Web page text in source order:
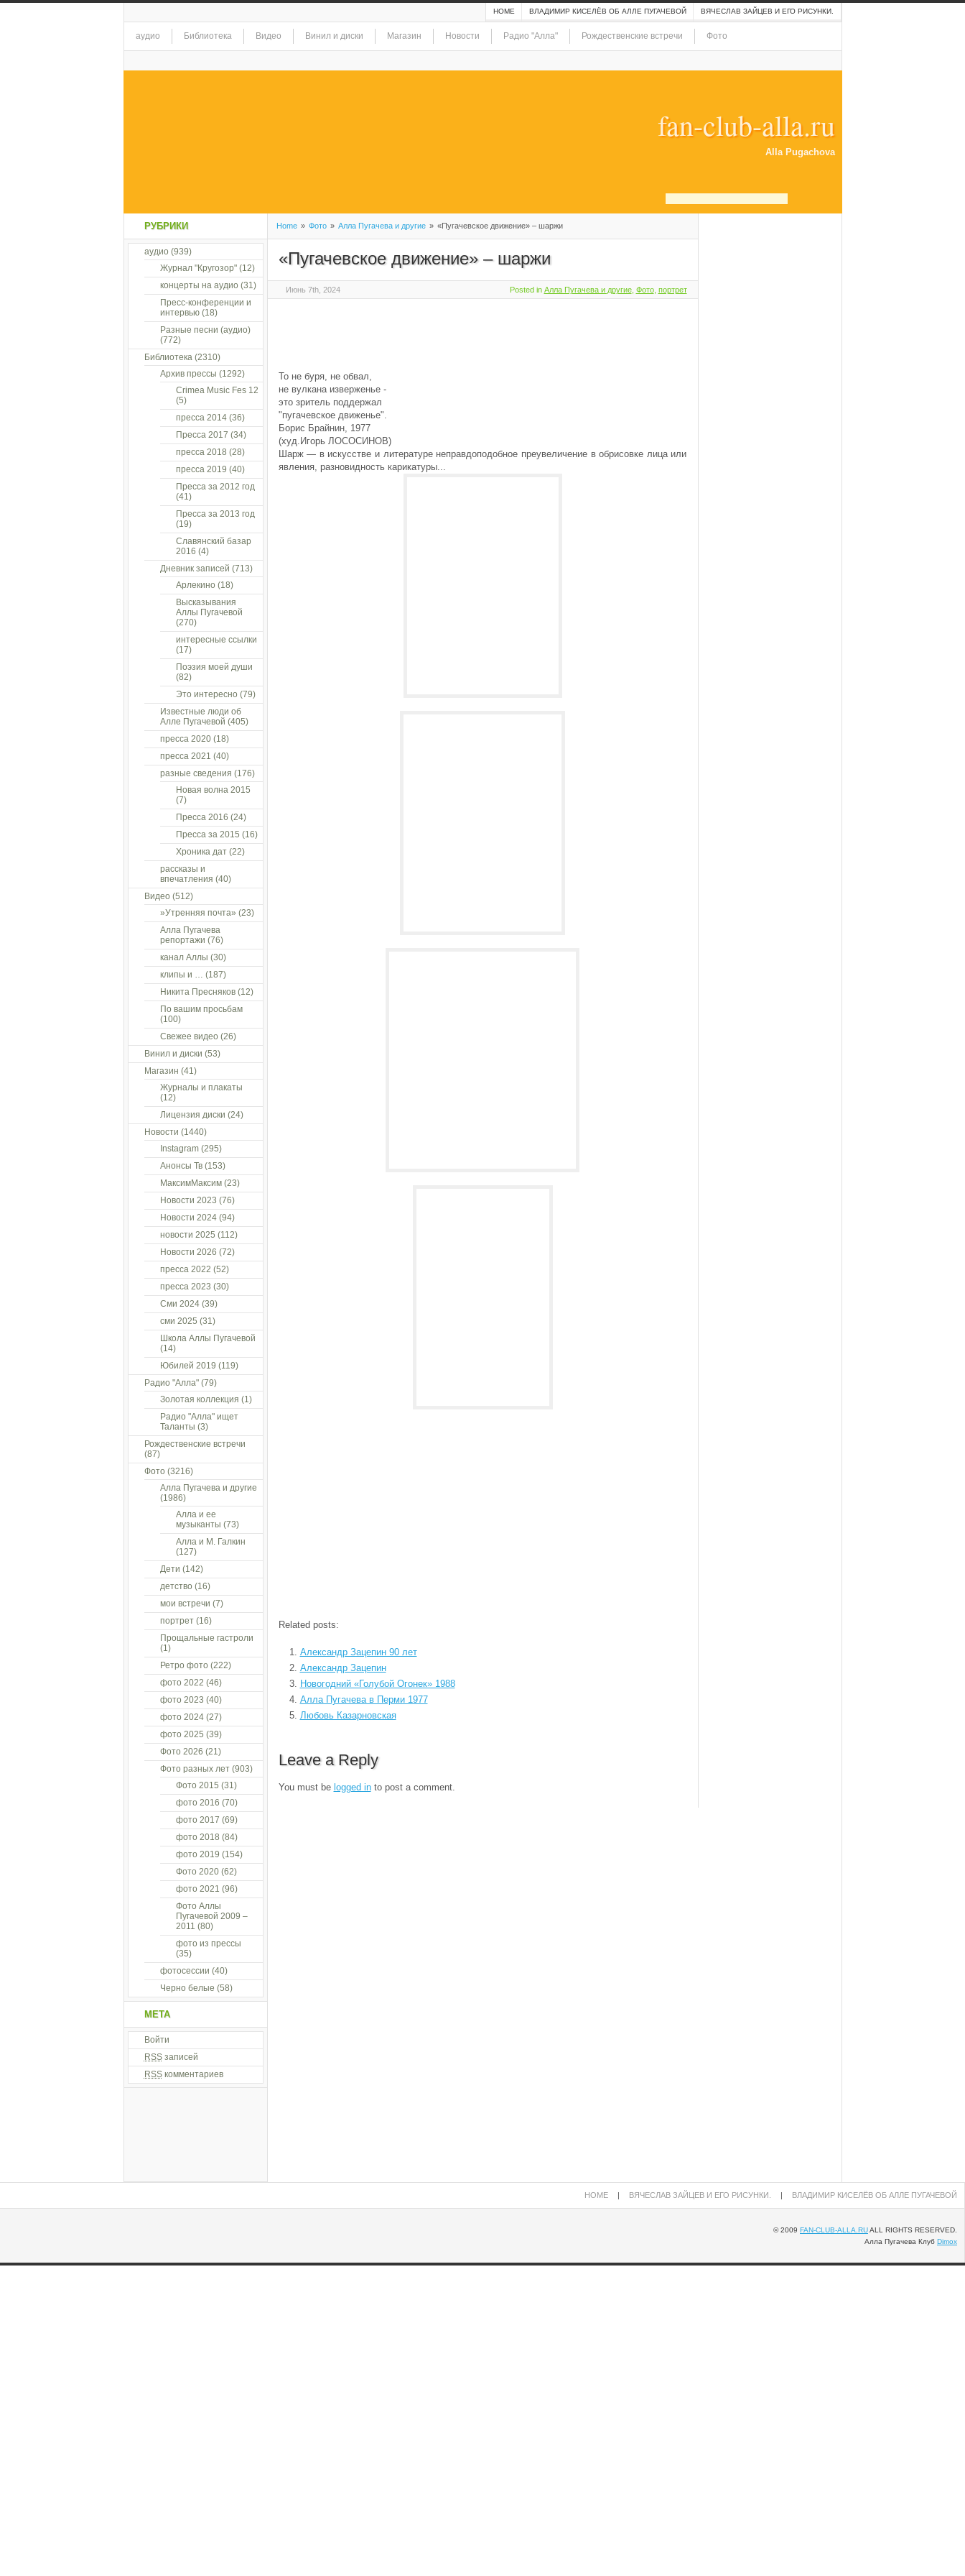
fan-club-alla.ru
Alla Pugachova
HOME ВЛАДИМИР КИСЕЛЁВ ОБ АЛЛЕ ПУГАЧЕВОЙ ВЯЧЕСЛАВ ЗАЙЦЕВ И ЕГО РИСУНКИ.
аудио Библиотека Видео Винил и диски Магазин Новости Радио "Алла" Рождественские встречи Фото
Home » Фото » Алла Пугачева и другие » «Пугачевское движение» – шаржи
«Пугачевское движение» – шаржи
Июнь 7th, 2024 Posted in Алла Пугачева и другие, Фото, портрет
То не буря, не обвал,
не вулкана изверженье -
это зритель поддержал
"пугачевское движенье".
Борис Брайнин, 1977
(худ.Игорь ЛОСОСИНОВ)
Шарж — в искусстве и литературе неправдоподобное преувеличение в обрисовке лица или
явления, разновидность карикатуры...
Related posts:
Александр Зацепин 90 лет
Александр Зацепин
Новогодний «Голубой Огонек» 1988
Алла Пугачева в Перми 1977
Любовь Казарновская
Leave a Reply
You must be logged into post a comment.
РУБРИКИ
аудио (939)
Журнал "Кругозор"(12)
концерты на аудио (31)
Пресс-конференции и
интервью(18)
Разные песни (аудио)
(772)
Библиотека(2310)
Архив прессы (1292)
Crimea Music Fes 12
(5)
пресса 2014(36)
Пресса 2017 (34)
пресса 2018 (28)
пресса 2019 (40)
Пресса за 2012 год
(41)
Пресса за 2013 год
(19)
Славянский базар
2016 (4)
Дневник записей (713)
Арлекино (18)
Высказывания
Аллы Пугачевой
(270)
интересные ссылки
(17)
Поэзия моей души
(82)
Это интересно (79)
Известные люди об
Алле Пугачевой (405)
пресса 2020(18)
пресса 2021 (40)
разные сведения (176)
Новая волна 2015
(7)
Пресса 2016 (24)
Пресса за 2015 (16)
Хроника дат(22)
рассказы и
впечатления (40)
Видео (512)
»Утренняя почта» (23)
Алла Пугачева
репортажи (76)
канал Аллы (30)
клипы и … (187)
Никита Пресняков(12)
По вашим просьбам
(100)
Свежее видео (26)
Винил и диски (53)
Магазин (41)
Журналы и плакаты
(12)
Лицензия диски (24)
Новости (1440)
Instagram(295)
Анонсы Тв(153)
МаксимМаксим(23)
Новости 2023 (76)
Новости 2024(94)
новости 2025 (112)
Новости 2026 (72)
пресса 2022 (52)
пресса 2023 (30)
Сми 2024(39)
сми 2025 (31)
Школа Аллы Пугачевой
(14)
Юбилей 2019 (119)
Радио "Алла"(79)
Золотая коллекция (1)
Радио "Алла" ищет
Таланты (3)
Рождественские встречи
(87)
Фото (3216)
Алла Пугачева и другие
(1986)
Алла и ее
музыканты (73)
Алла и М. Галкин
(127)
Дети (142)
детство (16)
мои встречи (7)
портрет(16)
Прощальные гастроли
(1)
Ретро фото (222)
фото 2022 (46)
фото 2023 (40)
фото 2024(27)
фото 2025 (39)
Фото 2026 (21)
Фото разных лет(903)
Фото 2015 (31)
фото 2016 (70)
фото 2017 (69)
фото 2018 (84)
фото 2019 (154)
Фото 2020(62)
фото 2021 (96)
Фото Аллы
Пугачевой 2009 –
2011 (80)
фото из прессы
(35)
фотосессии (40)
Черно белые (58)
МЕТА
Войти
RSSзаписей
RSSкомментариев
HOME | ВЯЧЕСЛАВ ЗАЙЦЕВ И ЕГО РИСУНКИ. | ВЛАДИМИР КИСЕЛЁВ ОБ АЛЛЕ ПУГАЧЕВОЙ
© 2009 FAN-CLUB-ALLA.RUALL RIGHTS RESERVED.
Алла Пугачева Клуб Dimox